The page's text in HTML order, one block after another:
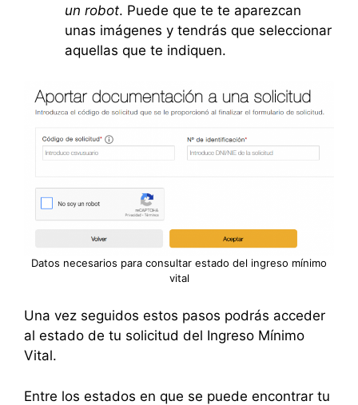
un robot. Puede que te te aparezcan
unas imágenes y tendrás que seleccionar
aquellas que te indiquen.
Datos necesarios para consultar estado del ingreso mínimo
vital
Una vez seguidos estos pasos podrás acceder
al estado de tu solicitud del Ingreso Mínimo
Vital.
Entre los estados en que se puede encontrar tu